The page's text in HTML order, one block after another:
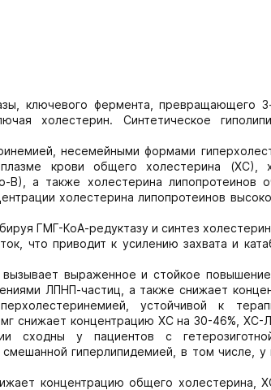
ключевого фермента, превращающего
холестерин. Синтетическое
несемейными формами
крови общего холестерина (ХС),
В), а также холестерина липопротеинов
холестерина липопротеинов
ГМГ-КоА-редуктазу и синтез
что приводит к усилению захвата и
выраженное и стойкое повышение
ЛПНП-частиц, а также снижает
устойчивой к
снижает концентрацию ХС на 30-46%, ХС-
у пациентов с
гиперлипидемией, в том числе, у
концентрацию общего холестерина,